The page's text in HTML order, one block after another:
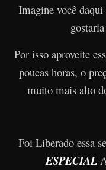
Imagine você
Por isso aproveite
poucas horas, o
muito mais alto
Foi Liberado essa
ESPECIAL